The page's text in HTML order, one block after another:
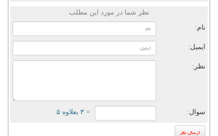
نظر شما در مورد این مطلب
نام:
ایمیل:
نظر:
سوال: = ۳ بعلاوه ۵